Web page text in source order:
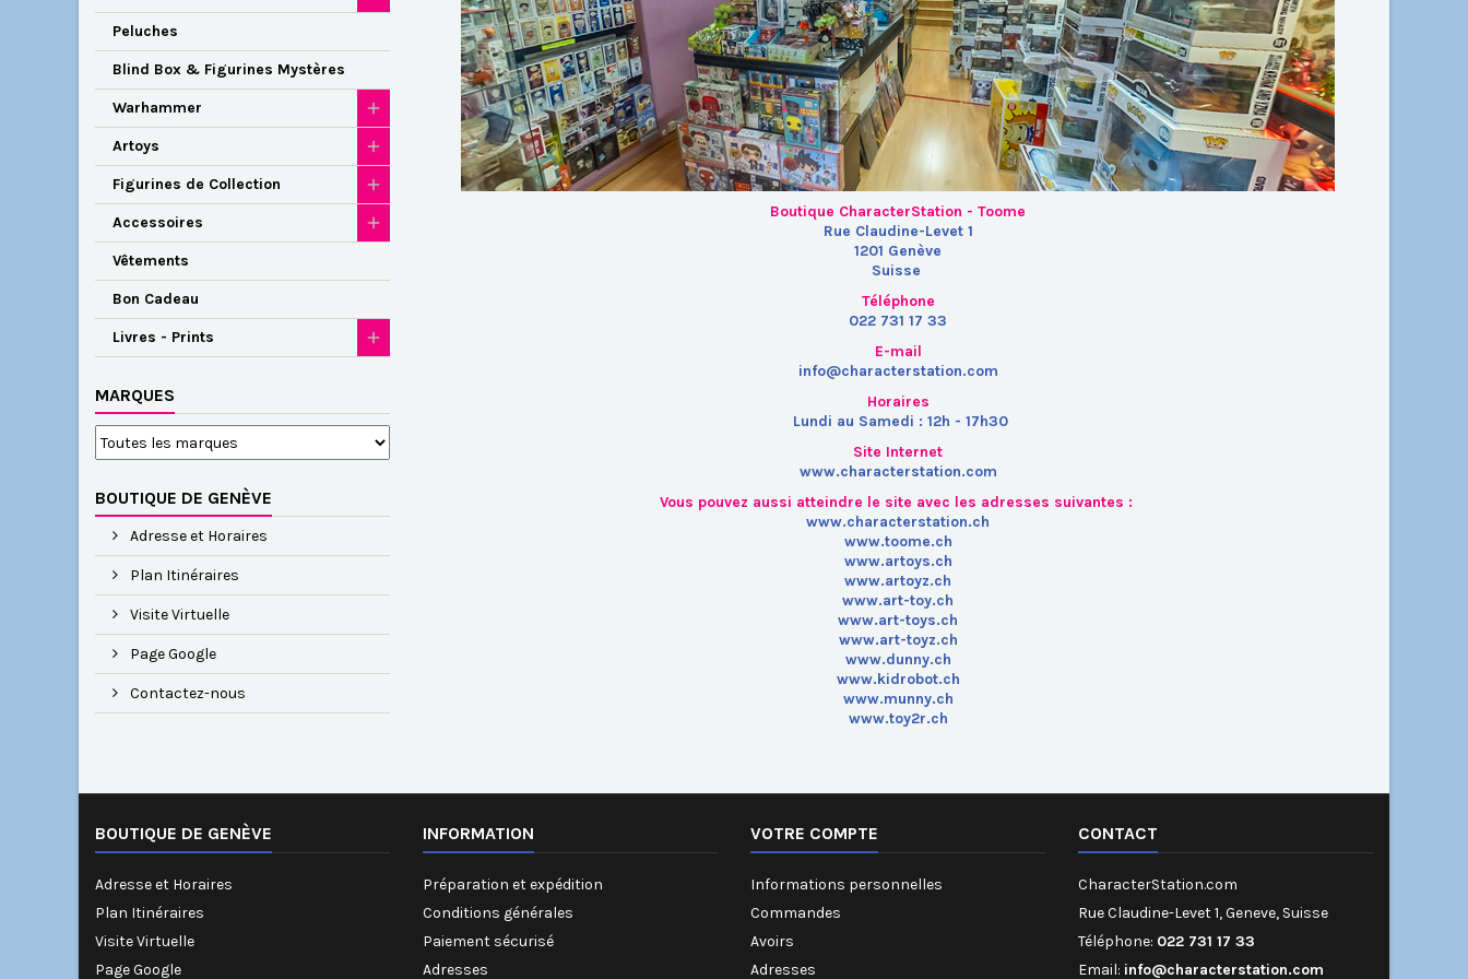
Peluches
Blind Box & Figurines Mystères
Warhammer
Artoys
Figurines de Collection
Accessoires
Vêtements
Bon Cadeau
Livres - Prints
MARQUES
BOUTIQUE DE GENÈVE
Adresse et Horaires
Plan Itinéraires
Visite Virtuelle
Page Google
Contactez-nous
Boutique CharacterStation - Toome
Rue Claudine-Levet 1
1201 Genève
Suisse
Téléphone
022 731 17 33
E-mail
info@characterstation.com
Horaires
Lundi au Samedi : 12h - 17h30
Site Internet
www.characterstation.com
Vous pouvez aussi atteindre le site avec les adresses suivantes :
www.characterstation.ch
www.toome.ch
www.artoys.ch
www.artoyz.ch
www.art-toy.ch
www.art-toys.ch
www.art-toyz.ch
www.dunny.ch
www.kidrobot.ch
www.munny.ch
www.toy2r.ch
BOUTIQUE DE GENÈVE
Adresse et Horaires
Plan Itinéraires
Visite Virtuelle
Page Google
INFORMATION
Préparation et expédition
Conditions générales
Paiement sécurisé
Adresses
VOTRE COMPTE
Informations personnelles
Commandes
Avoirs
Adresses
CONTACT
CharacterStation.com
Rue Claudine-Levet 1, Geneve, Suisse
Téléphone: 022 731 17 33
Email: info@characterstation.com